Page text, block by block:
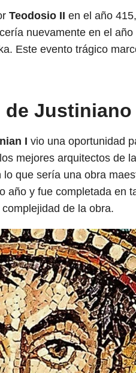
Teodosio II en el año
nuevamente en el
Este evento trágico
Justiniano
I vio una oportunidad
mejores arquitectos de
lo que sería una obra
año y fue completada en
de la obra.